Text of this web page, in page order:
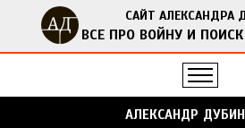
САЙТ АЛЕКСАНДРА
ВСЕ ПРО ВОЙНУ И
АЛЕКСАНДР